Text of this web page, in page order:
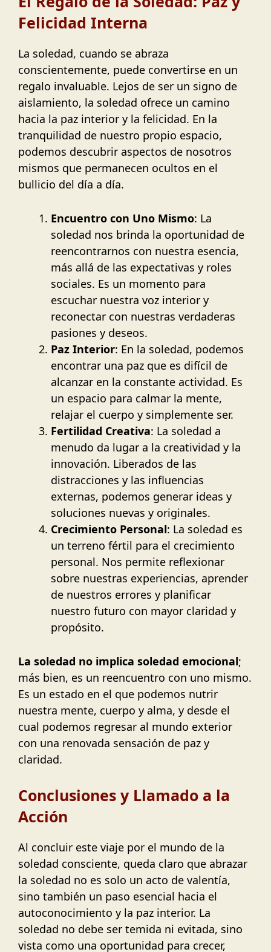
Felicidad Interna
La soledad, cuando se abraza
conscientemente, puede convertirse en un
regalo invaluable. Lejos de ser un signo de
aislamiento, la soledad ofrece un camino
hacia la paz interior y la felicidad. En la
tranquilidad de nuestro propio espacio,
podemos descubrir aspectos de nosotros
mismos que permanecen ocultos en el
bullicio del día a día.
Encuentro con Uno Mismo: La
soledad nos brinda la oportunidad de
reencontrarnos con nuestra esencia,
más allá de las expectativas y roles
sociales. Es un momento para
escuchar nuestra voz interior y
reconectar con nuestras verdaderas
pasiones y deseos.
Paz Interior: En la soledad, podemos
encontrar una paz que es difícil de
alcanzar en la constante actividad. Es
un espacio para calmar la mente,
relajar el cuerpo y simplemente ser.
Fertilidad Creativa: La soledad a
menudo da lugar a la creatividad y la
innovación. Liberados de las
distracciones y las influencias
externas, podemos generar ideas y
soluciones nuevas y originales.
Crecimiento Personal: La soledad es
un terreno fértil para el crecimiento
personal. Nos permite reflexionar
sobre nuestras experiencias, aprender
de nuestros errores y planificar
nuestro futuro con mayor claridad y
propósito.
La soledad no implica soledad emocional;
más bien, es un reencuentro con uno mismo.
Es un estado en el que podemos nutrir
nuestra mente, cuerpo y alma, y desde el
cual podemos regresar al mundo exterior
con una renovada sensación de paz y
claridad.
Conclusiones y Llamado a la
Acción
Al concluir este viaje por el mundo de la
soledad consciente, queda claro que abrazar
la soledad no es solo un acto de valentía,
sino también un paso esencial hacia el
autoconocimiento y la paz interior. La
soledad no debe ser temida ni evitada, sino
vista como una oportunidad para crecer,